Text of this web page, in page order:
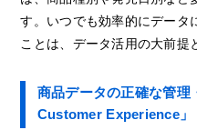
す。いつでも効率的にデータ
ことは、データ活用の大前提
商品データの正確な管
Customer Experience」